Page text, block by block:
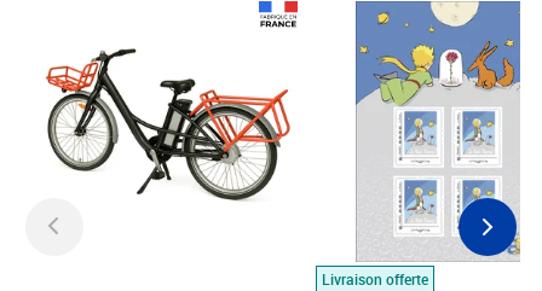
Livraison offerte
Prix 7,50€